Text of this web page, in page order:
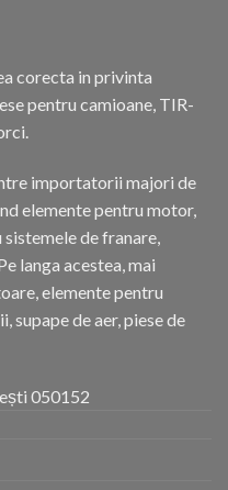
corecta in privinta
pentru camioane, TIR-
importatorii majori de
elemente pentru motor,
de franare,
langa acestea, mai
elemente pentru
supape de aer, piese de
050152